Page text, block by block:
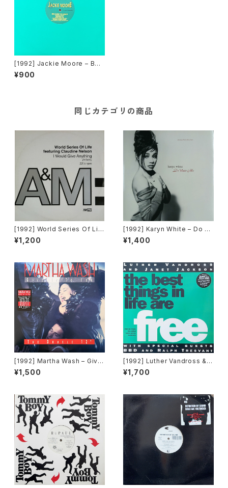
[1992] Jackie Moore – Bec
ause The Night [Discomag
ic Records]
¥900
同じカテゴリの商品
[1992] World Series Of Lif
e Featuring Claudine Nels
on – I Would Give Anything
¥1,200
[1992] Karyn White – Do Un
to Me / Walkin' The Dog
[Warner Bros. Records]
¥1,400
[1992] Martha Wash – Give
It To You [RCA][2枚組]
¥1,500
[1992] Luther Vandross & J
anet Jackson With Special
Guests BBD & Ralph Tresv
ecords]
¥1,700